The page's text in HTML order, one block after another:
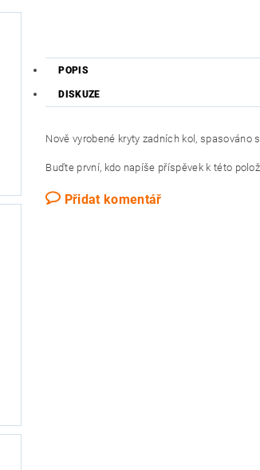
POPIS
DISKUZE
Nově vyrobené kryty zadních kol, spasováno s
Buďte první, kdo napíše příspěvek k této
Přidat komentář